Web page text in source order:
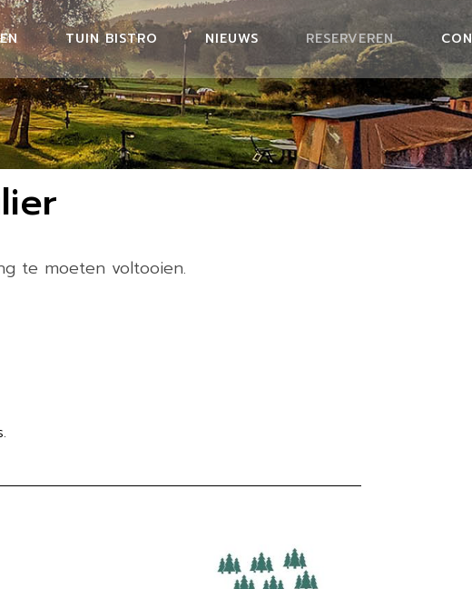
TUIN BISTRO
MENU GARDEN BISTRO
NIEUWS RESERVEREN
te moeten voltooien.